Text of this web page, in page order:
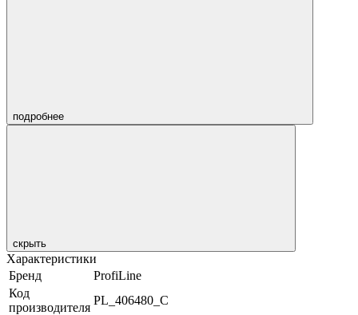
подробнее
скрыть
Характеристики
Бренд
ProfiLine
Код
производителя
PL_406480_C